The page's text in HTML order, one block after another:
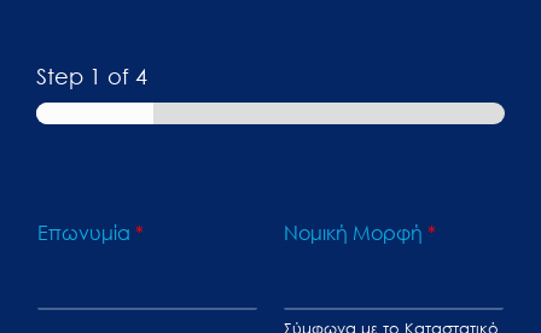
Step 1 of 4
Επωνυμία * Νομική Μορφή *